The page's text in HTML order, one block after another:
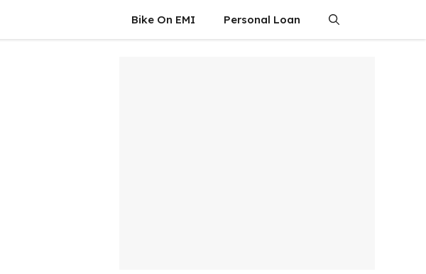
Bike On EMI Personal Loan